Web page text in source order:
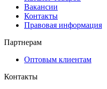
Вакансии
Контакты
Правовая информация
Партнерам
Оптовым клиентам
Контакты